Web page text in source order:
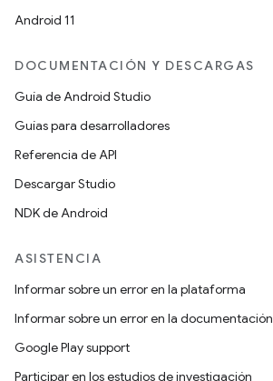
Android 11
DOCUMENTACIÓN Y DESCARGAS
Guía de Android Studio
Guías para desarrolladores
Referencia de API
Descargar Studio
NDK de Android
ASISTENCIA
Informar sobre un error en la plataforma
Informar sobre un error en la documentación
Google Play support
Participar en los estudios de investigación